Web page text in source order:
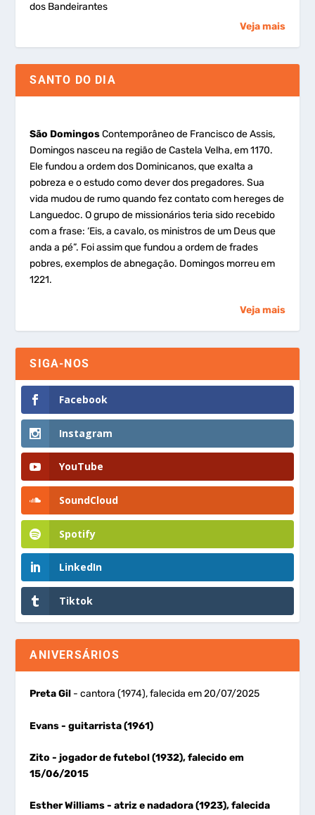
dos Bandeirantes
Veja mais
SANTO DO DIA
São DomingosContemporâneo de Francisco de Assis,
Domingos nasceu na região de Castela Velha, em 1170.
Ele fundou a ordem dos Dominicanos, que exalta a
pobreza e o estudo como dever dos pregadores. Sua
vida mudou de rumo quando fez contato com hereges de
Languedoc. O grupo de missionários teria sido recebido
com a frase: ‘Eis, a cavalo, os ministros de um Deus que
anda a pé”. Foi assim que fundou a ordem de frades
pobres, exemplos de abnegação. Domingos morreu em
1221.
Veja mais
SIGA-NOS
Facebook
Instagram
YouTube
SoundCloud
Spotify
LinkedIn
Tiktok
ANIVERSÁRIOS
Preta Gil - cantora (1974), falecida em 20/07/2025
Evans- guitarrista (1961)
Zito- jogador de futebol (1932), falecido em
15/06/2015
Esther Williams- atriz e nadadora (1923), falecida